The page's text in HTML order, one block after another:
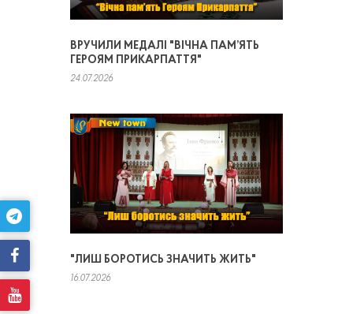
ВРУЧИЛИ МЕДАЛІ "ВІЧНА ПАМ’ЯТЬ
ГЕРОЯМ ПРИКАРПАТТЯ"
24.07.2026
"ЛИШ БОРОТИСЬ ЗНАЧИТЬ ЖИТЬ"
16.07.2026